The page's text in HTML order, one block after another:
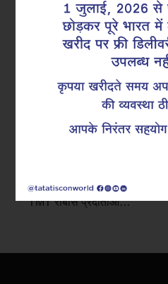
क्रैक कंट्रोल,
निर्माण में TMT रीबार्स
एक आम चिंता सुनते हैं: “कंक्रीट में
जाए और साथ ही दीर्घकालिक
जाए?”। इसका उत्तर केवल
जाने वाले रिइन्फोर्समेंट की
TMT रीबार्स प्रदाताओं…